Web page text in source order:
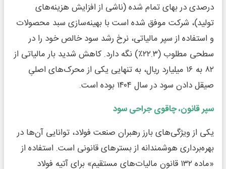
درصدی در بهای تمام شده (ناشی از افزایش هزینه‌های
تولید)، شرکت موفق شده است با بهینه‌سازی سبد محصولات
و استفاده از سپر مالیاتی، نرخ رشد سود خالص خود را در
سطحی مطلوب (۲۲.۳٪) نگه دارد. کاهش شدید بار مالیاتی از
۸۲ به ۱۶ میلیارد ریال، به تنهایی یکی از محرک‌های اصلیِ
صیقل دادن سود در سال ۱۴۰۴ بوده است.
سپر قانون، چاقوی جراحی سود
یکی از ویژگی‌های بارز رهبران صنعت فولاد، توانایی آن‌ها در
بهره‌برداری هوشمندانه از بسترهای قانونی است. استفاده از
«ماده ۱۳۲ قانون مالیات‌های مستقیم» برای آتیه فولاد